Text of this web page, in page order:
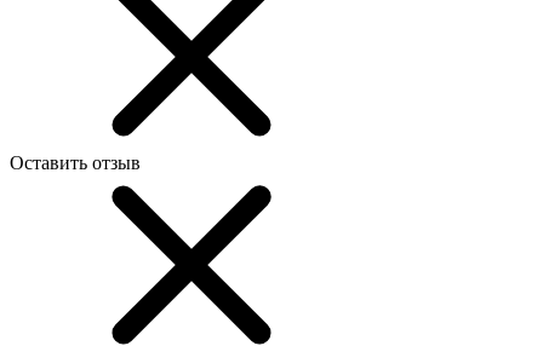
Оставить отзыв